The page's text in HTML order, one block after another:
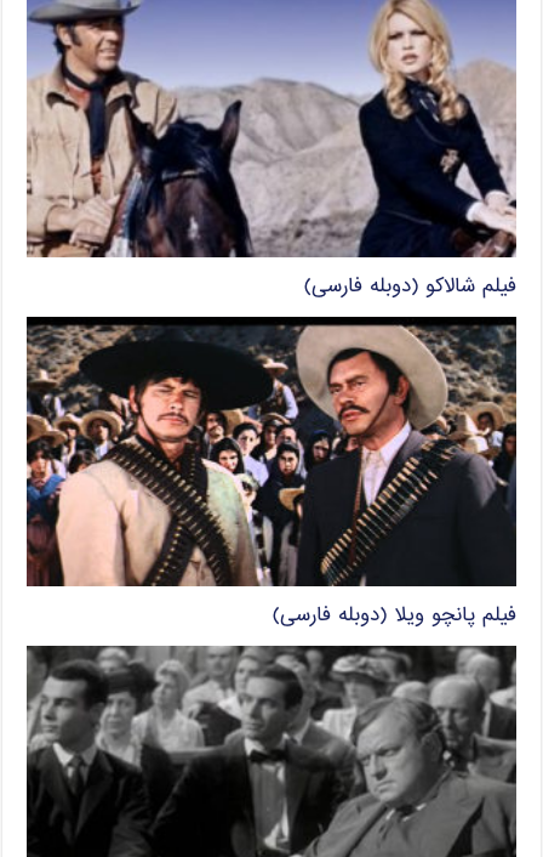
فیلم شالاکو (دوبله فارسی)
فیلم پانچو ویلا (دوبله فارسی)